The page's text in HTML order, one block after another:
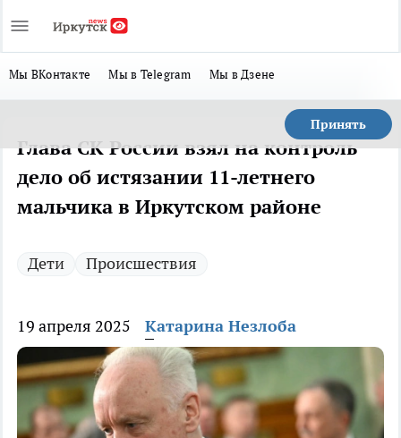
Мы ВКонтакте Мы в Telegram Мы в Дзене
Принять
Глава СК России взял на контроль
дело об истязании 11-летнего
мальчика в Иркутском районе
Дети Происшествия
19 апреля 2025 Катарина Незлоба